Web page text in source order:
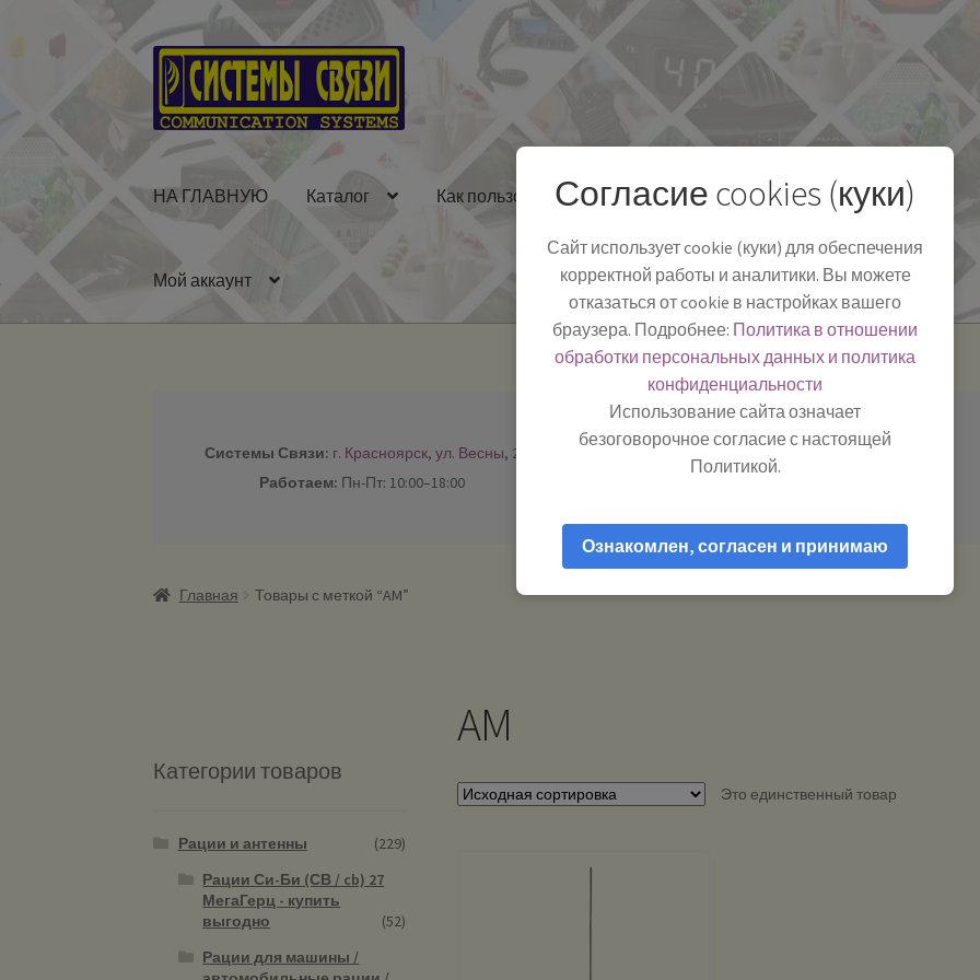
Перейти
к
навигации
Перейти
к
содержимому
НА ГЛАВНУЮ Каталог Как пользоваться Полезная информация БЛОГ
Мой аккаунт
Системы Связи: г. Красноярск, ул. Весны, 2
Работаем: Пн-Пт: 10:00–18:00
-
Главная Товары с меткой “AM”
AM
Это единственный товар
Категории товаров
Рации и антенны
(229)
Рации Си-Би (СВ / cb) 27
МегаГерц - купить
выгодно
(52)
Рации для машины /
Согласие cookies (куки)
Сайт использует cookie (куки) для обеспечения
корректной работы и аналитики. Вы можете
отказаться от cookie в настройках вашего
браузера. Подробнее: Политика в отношении
обработки персональных данных и политика
конфиденциальности
Использование сайта означает
безоговорочное согласие с настоящей
Политикой.
Ознакомлен, согласен и принимаю